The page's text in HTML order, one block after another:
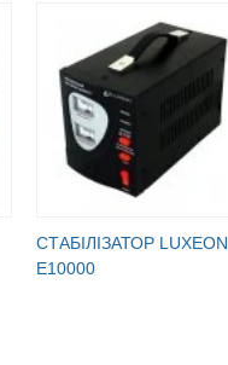
СТАБІЛІЗАТОР LUXEON
E10000